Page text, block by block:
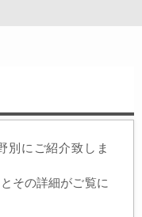
別にご紹介致しま
その詳細がご覧に